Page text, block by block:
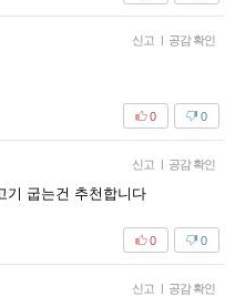
신고 | 공감 확인
0
0
신고 | 공감 확인
기 굽는건 추천합니다
0
0
신고 | 공감 확인